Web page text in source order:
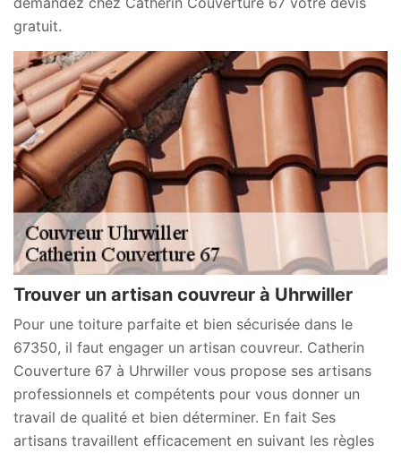
gratuit.
Trouver un artisan couvreur à Uhrwiller
Pour une toiture parfaite et bien sécurisée dans le
67350, il faut engager un artisan couvreur. Catherin
Couverture 67 à Uhrwiller vous propose ses artisans
professionnels et compétents pour vous donner un
travail de qualité et bien déterminer. En fait Ses
artisans travaillent efficacement en suivant les règles